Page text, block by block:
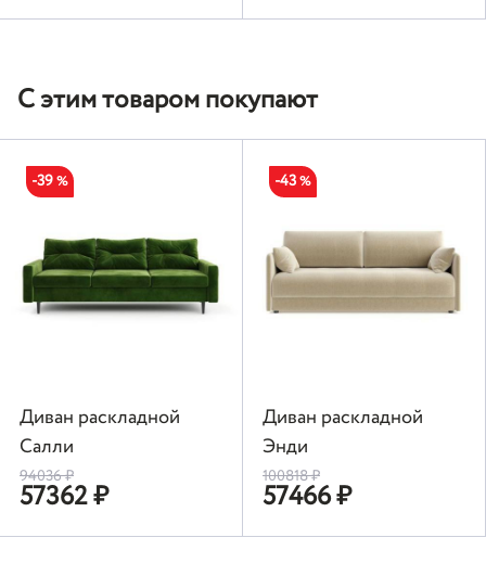
С этим товаром покупают
-39%
Диван раскладной
Салли
94036₽
57362₽
-43%
Диван раскладной
Энди
100818₽
57466₽